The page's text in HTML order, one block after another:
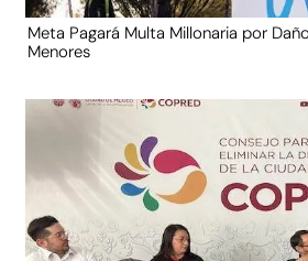
Meta Pagará Multa Millonaria por
Menores